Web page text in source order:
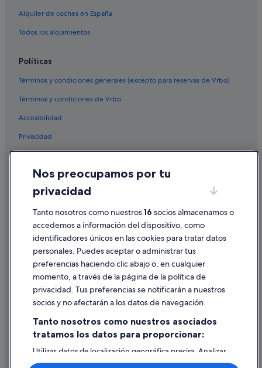
Hoteles LGTBQIA en La Oliva
Villas en Guisguey
Hoteles con bodega en La Oliva
Casas privadas de vacaciones en Villaverde
Cabañas en Tindaya
Villaverde hoteles
Hoteles de 5 estrellas en La Oliva
Nh Hotels en La Oliva
Hoteles con gimnasio en La Oliva
Complejos turísticos en La Oliva
Hoteles cerca de Iglesia de Nuestra Señora de la Candelaria
La Quinta Inn & Suites hoteles en La Oliva
Villas en Tindaya
Hoteles románticos en Villaverde
Alquiler de coches en España
Todos los alojamientos
Políticas
Términos y condiciones generales (excepto para reservas de Vrbo)
Términos y condiciones de Vrbo
Accesibilidad
Privacidad
Condiciones de uso
Información legal/contacto
Pautas sobre el contenido y cómo denunciar contenido
Ayuda
Cancelar un vuelo
Cancelar una reserva de hotel o de un alquiler vacacional
Utilizar un cupón de Expedia
Documentos para viajes internacionales
Nos preocupamos por tu
privacidad
Tanto nosotros como nuestros16 socios almacenamos o
accedemos a información del dispositivo, como
identificadores únicos en las cookies para tratar datos
personales. Puedes aceptar o administrar tus
preferencias haciendo clic abajo o, en cualquier
momento, a través de la página de la política de
privacidad. Tus preferencias se notificarán a nuestros
socios y no afectarán a los datos de navegación.
Tanto nosotros como nuestros asociados
tratamos los datos para proporcionar:
Utilizar datos de localización geográfica precisa. Analizar
activamente las características del dispositivo para su